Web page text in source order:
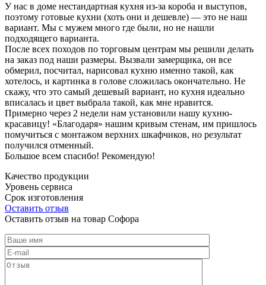
У нас в доме нестандартная кухня из-за короба и выступов,
поэтому готовые кухни (хоть они и дешевле) — это не наш
вариант. Мы с мужем много где были, но не нашли
подходящего варианта.
После всех походов по торговым центрам мы решили делать
на заказ под наши размеры. Вызвали замерщика, он все
обмерил, посчитал, нарисовал кухню именно такой, как
хотелось, и картинка в голове сложилась окончательно. Не
скажу, что это самый дешевый вариант, но кухня идеально
вписалась и цвет выбрала такой, как мне нравится.
Примерно через 2 недели нам установили нашу кухню-
красавицу! «Благодаря» нашим кривым стенам, им пришлось
помучиться с монтажом верхних шкафчиков, но результат
получился отменный.
Большое всем спасибо! Рекомендую!
Качество продукции
Уровень сервиса
Срок изготовления
Оставить отзыв
Оставить отзыв на товар Софора